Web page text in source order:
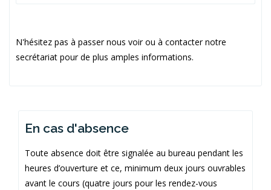
N'hésitez pas à passer nous voir ou à contacter notre
secrétariat pour de plus amples informations.
En cas d'absence
Toute absence doit être signalée au bureau pendant les
heures d’ouverture et ce, minimum deux jours ouvrables
avant le cours (quatre jours pour les rendez-vous